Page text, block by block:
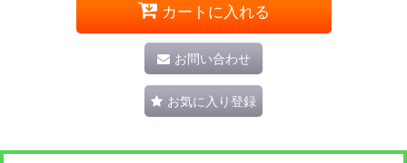
カートに入れる
お問い合わせ
お気に入り登録